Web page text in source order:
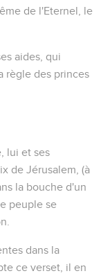
de l'Eternel, le
aides, qui
règle des princes
lui et ses
de Jérusalem, (à
la bouche d'un
peuple se
dans la
ce verset, il en